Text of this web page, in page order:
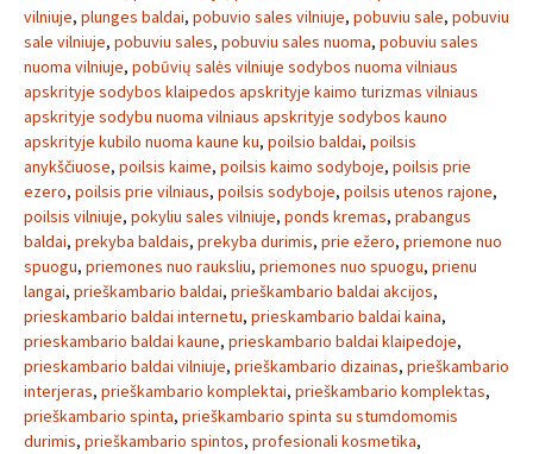
vilniuje, plunges baldai, pobuvio sales vilniuje, pobuviu sale, pobuviu
sale vilniuje, pobuviu sales, pobuviu sales nuoma, pobuviu sales
nuoma vilniuje, pobūvių salės vilniuje sodybos nuoma vilniaus
apskrityje sodybos klaipedos apskrityje kaimo turizmas vilniaus
apskrityje sodybu nuoma vilniaus apskrityje sodybos kauno
apskrityje kubilo nuoma kaune ku, poilsio baldai, poilsis
anykščiuose, poilsis kaime, poilsis kaimo sodyboje, poilsis prie
ezero, poilsis prie vilniaus, poilsis sodyboje, poilsis utenos rajone,
poilsis vilniuje, pokyliu sales vilniuje, ponds kremas, prabangus
baldai, prekyba baldais, prekyba durimis, prie ežero, priemone nuo
spuogu, priemones nuo rauksliu, priemones nuo spuogu, prienu
langai, prieškambario baldai, prieškambario baldai akcijos,
prieskambario baldai internetu, prieskambario baldai kaina,
prieskambario baldai kaune, prieskambario baldai klaipedoje,
prieskambario baldai vilniuje, prieškambario dizainas, prieškambario
interjeras, prieškambario komplektai, prieškambario komplektas,
prieškambario spinta, prieškambario spinta su stumdomomis
durimis, prieškambario spintos, profesionali kosmetika,